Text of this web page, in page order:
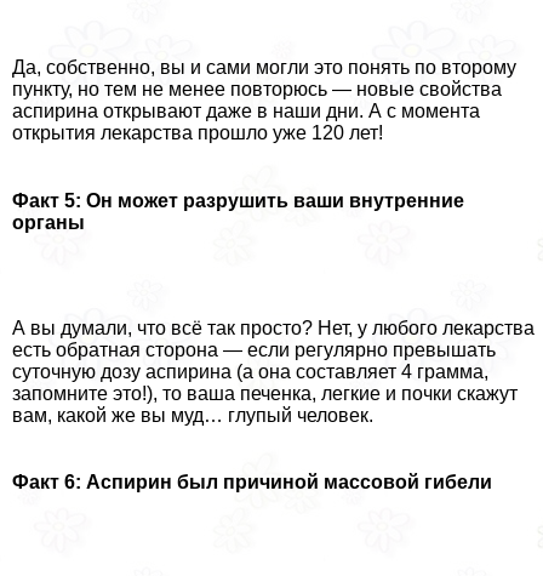
Да, собственно, вы и сами могли это понять по второму
пункту, но тем не менее повторюсь — новые свойства
аспирина открывают даже в наши дни. А с момента
открытия лекарства прошло уже 120 лет!
Факт 5: Он может разрушить ваши внутренние
органы
А вы думали, что всё так просто? Нет, у любого лекарства
есть обратная сторона — если регулярно превышать
суточную дозу аспирина (а она составляет 4 грамма,
запомните это!), то ваша печенка, легкие и почки скажут
вам, какой же вы муд… глупый человек.
Факт 6: Аспирин был причиной массовой гибели